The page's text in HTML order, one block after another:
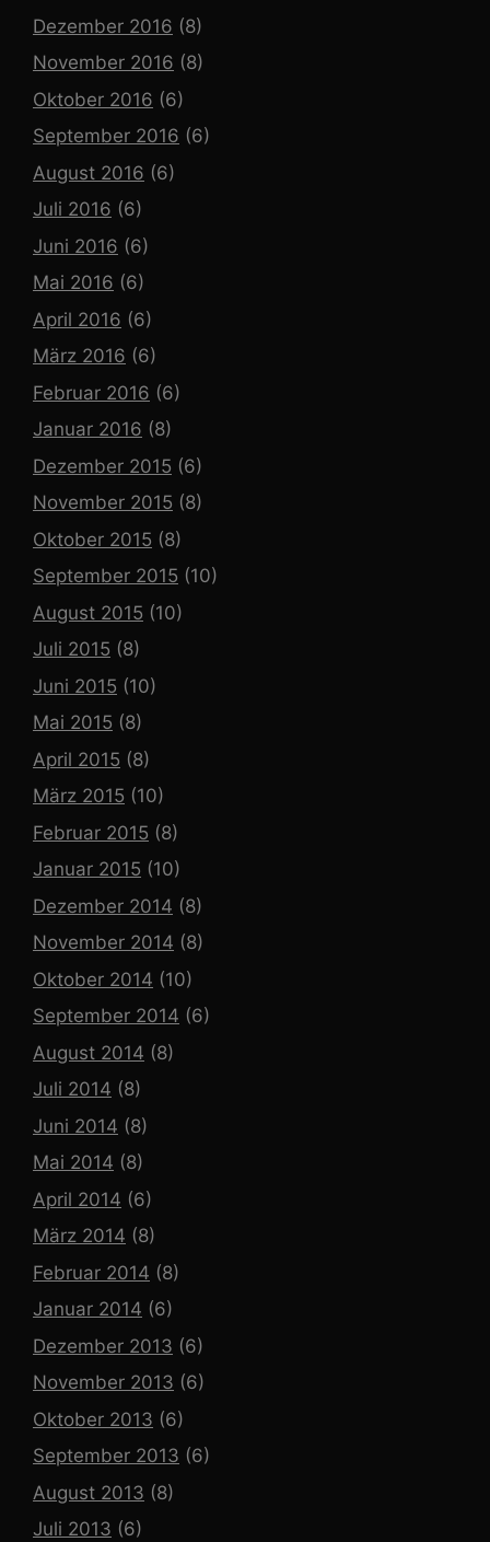
Dezember 2016 (8)
November 2016 (8)
Oktober 2016 (6)
September 2016 (6)
August 2016 (6)
Juli 2016 (6)
Juni 2016 (6)
Mai 2016 (6)
April 2016 (6)
März 2016 (6)
Februar 2016 (6)
Januar 2016 (8)
Dezember 2015 (6)
November 2015 (8)
Oktober 2015 (8)
September 2015 (10)
August 2015 (10)
Juli 2015 (8)
Juni 2015 (10)
Mai 2015 (8)
April 2015 (8)
März 2015 (10)
Februar 2015 (8)
Januar 2015 (10)
Dezember 2014 (8)
November 2014 (8)
Oktober 2014 (10)
September 2014 (6)
August 2014 (8)
Juli 2014 (8)
Juni 2014 (8)
Mai 2014 (8)
April 2014 (6)
März 2014 (8)
Februar 2014 (8)
Januar 2014 (6)
Dezember 2013 (6)
November 2013 (6)
Oktober 2013 (6)
September 2013 (6)
August 2013 (8)
Juli 2013 (6)